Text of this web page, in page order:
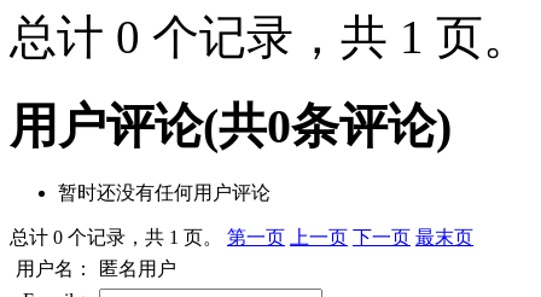
总计 0 个记录，共 1 页。
用户评论(共0条评论)
暂时还没有任何用户评论
总计 0 个记录，共 1 页。 第一页 上一页 下一页 最末页
用户名：
匿名用户